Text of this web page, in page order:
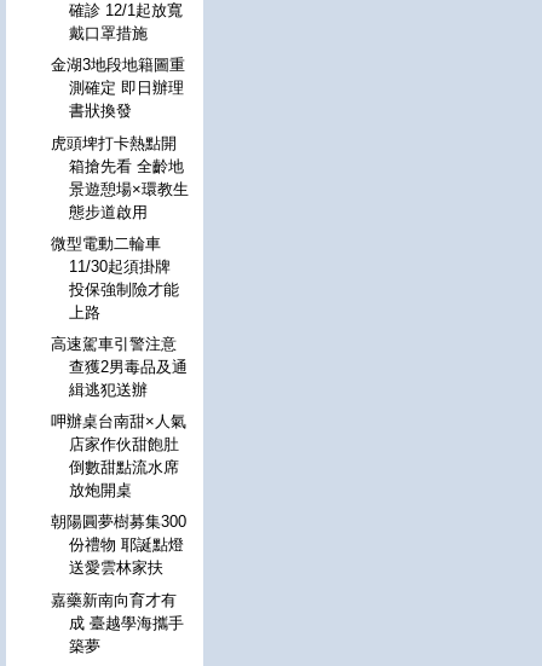
確診 12/1起放寬
戴口罩措施
金湖3地段地籍圖重
測確定 即日辦理
書狀換發
虎頭埤打卡熱點開
箱搶先看 全齡地
景遊憩場×環教生
態步道啟用
微型電動二輪車
11/30起須掛牌
投保強制險才能
上路
高速駕車引警注意
查獲2男毒品及通
緝逃犯送辦
呷辦桌台南甜×人氣
店家作伙甜飽肚
倒數甜點流水席
放炮開桌
朝陽圓夢樹募集300
份禮物 耶誕點燈
送愛雲林家扶
嘉藥新南向育才有
成 臺越學海攜手
築夢